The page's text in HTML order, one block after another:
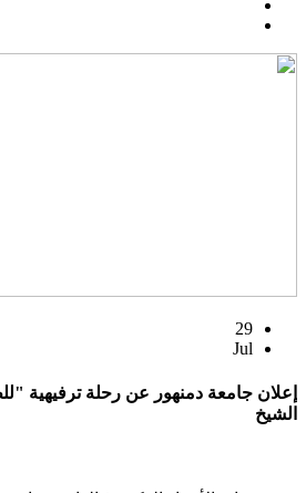
29
Jul
إعلان جامعة دمنهور عن رحلة ترفيهية
الشيخ